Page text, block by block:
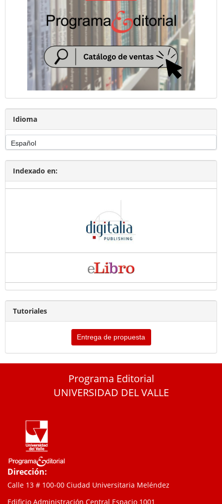
Idioma
Indexado en:
Tutoriales
Entrega de propuesta
Programa Editorial
UNIVERSIDAD DEL VALLE
Dirección:
Calle 13 # 100-00 Ciudad Universitaria Meléndez
Edificio Administración Central Espacio 1001